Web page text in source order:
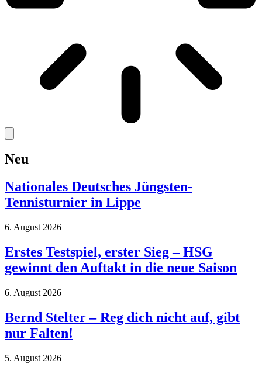
Neu
Nationales Deutsches Jüngsten-
Tennisturnier in Lippe
6. August 2026
Erstes Testspiel, erster Sieg – HSG
gewinnt den Auftakt in die neue Saison
6. August 2026
Bernd Stelter – Reg dich nicht auf, gibt
nur Falten!
5. August 2026